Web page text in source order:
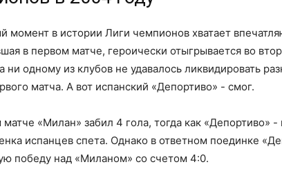
момент в истории Лиги чемпионов хватает
в первом матче, героически отыгрывается во
ни одному из клубов не удавалось ликвидировать
матча. А вот испанский «Депортиво» - смог.
«Милан» забил 4 гола, тогда как «Депортиво»
испанцев спета. Однако в ответном поединке
победу над «Миланом» со счетом 4:0.